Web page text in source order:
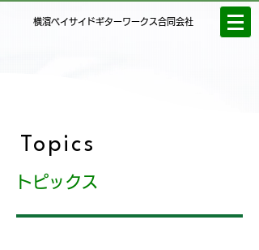
横濱ベイサイドギターワークス合同会社
Topics
トピックス